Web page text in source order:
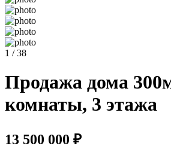
1 / 38
Продажа дома
комнаты, 3 этажа
13 500 000 ₽